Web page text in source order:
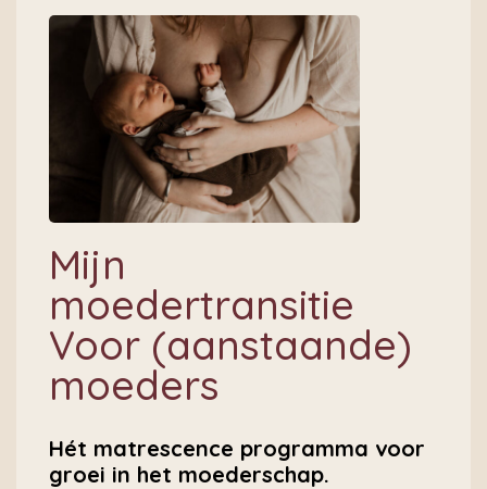
Mijn
moedertransitie
Voor (aanstaande)
moeders
Hét matrescence programma voor
groei in het moederschap.